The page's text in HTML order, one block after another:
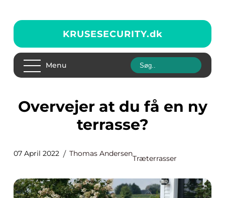
KRUSESECURITY.dk
Menu
Overvejer at du få en ny
terrasse?
07 April 2022 Thomas Andersen
Træterrasser